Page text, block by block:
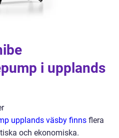
i upplands
upplands väsby finns flera
och ekonomiska.